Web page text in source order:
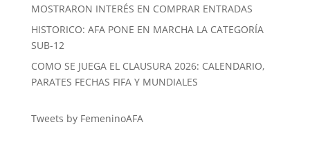
MOSTRARON INTERÉS EN COMPRAR ENTRADAS
HISTORICO: AFA PONE EN MARCHA LA CATEGORÍA
SUB-12
COMO SE JUEGA EL CLAUSURA 2026: CALENDARIO,
PARATES FECHAS FIFA Y MUNDIALES
Tweets by FemeninoAFA